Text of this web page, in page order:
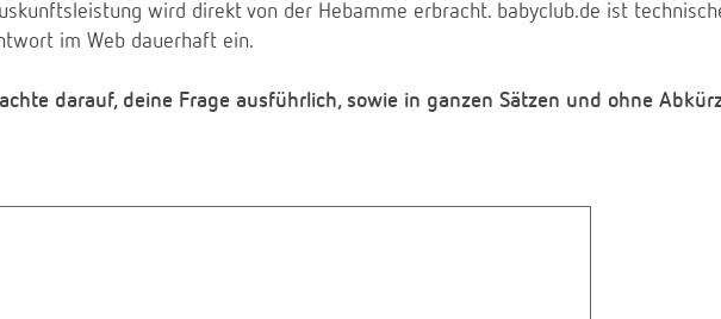
wird direkt von der Hebamme erbracht. babyclub.de ist
im Web dauerhaft ein.
darauf, deine Frage ausführlich, sowie in ganzen Sätzen und ohne